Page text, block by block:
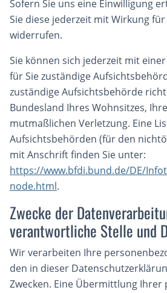
Sofern Sie uns eine Einwilligung
Sie diese jederzeit mit Wirkung
widerrufen.
Sie können sich jederzeit mit
für Sie zuständige
zuständige Aufsichtsbehörde
Bundesland Ihres Wohnsitzes,
mutmaßlichen Verletzung. Eine
Aufsichtsbehörden (für den
mit Anschrift finden Sie unter:
https://www.bfdi.bund.de/DE/
node.html.
Zwecke der
verantwortliche Stelle und
Wir verarbeiten Ihre
den in dieser
Zwecken. Eine Übermittlung Ihrer